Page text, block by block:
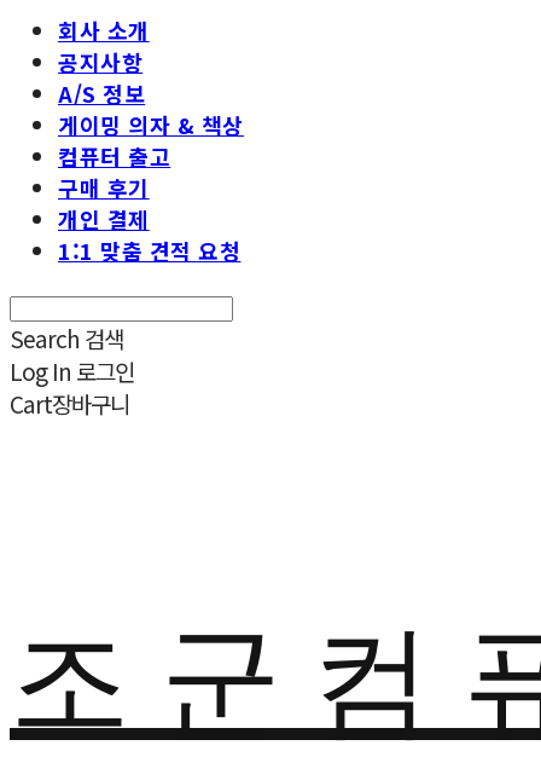
회사 소개
공지사항
A/S 정보
게이밍 의자 & 책상
컴퓨터 출고
구매 후기
개인 결제
1:1 맞춤 견적 요청
Search 검색
Log In 로그인
Cart장바구니
조 군 컴